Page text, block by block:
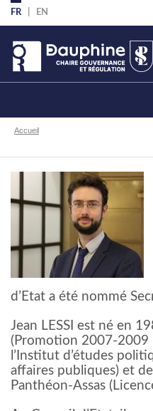
Aller
au
contenu
principal
FR EN
Fil
Accueil
d’Etat a été nommé
Jean LESSI est né en
(Promotion 2007-2009
l’Institut d’études
affaires publiques) et de
Panthéon-Assas